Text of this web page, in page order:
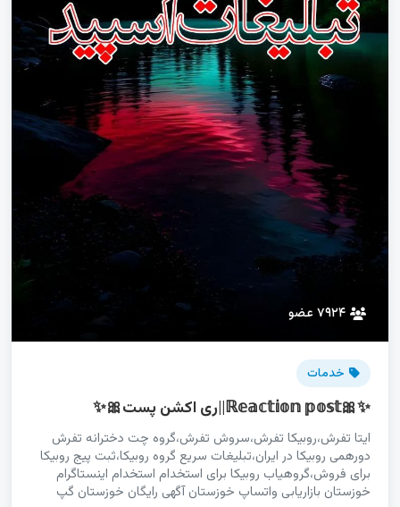
۷۹۲۴ عضو
خدمات
✨🎀ℝ𝕖𝕒𝕔𝕥𝕚𝕠𝕟 𝕡𝕠𝕤𝕥||ری اکشن پست🎀✨
ایتا تفرش،روبیکا تفرش،سروش تفرش،گروه چت دخترانه تفرش
دورهمی روبیکا در ایران،تبلیغات سریع گروه روبیکا،ثبت پیج روبیکا
برای فروش،گروهیاب روبیکا برای استخدام استخدام اینستاگرام
خوزستان بازاریابی واتساپ خوزستان آگهی رایگان خوزستان گپ